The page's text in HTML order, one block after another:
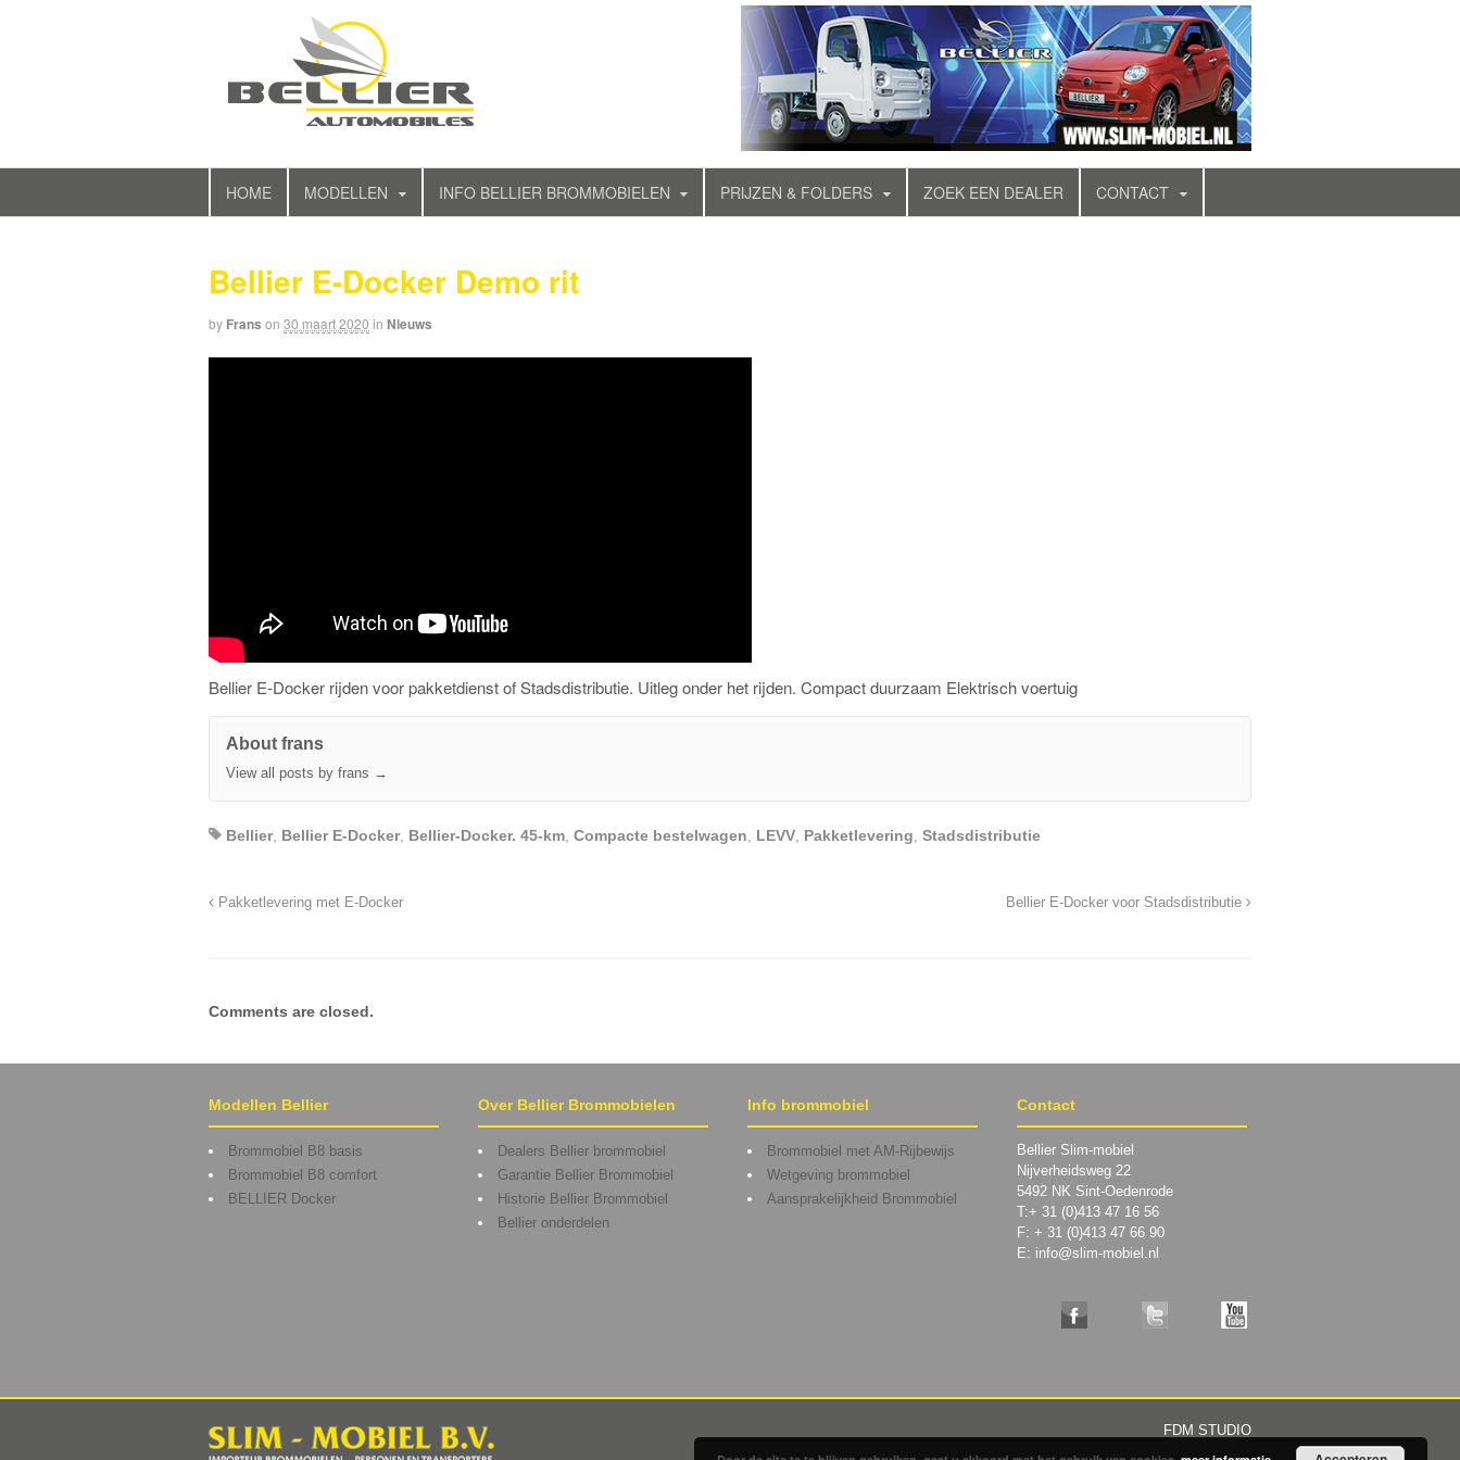
HOME MODELLEN INFO BELLIER BROMMOBIELEN PRIJZEN & FOLDERS ZOEK EEN DEALER CONTACT
Bellier E-Docker Demo rit
by Frans on 30 maart 2020 in Nieuws
Bellier E-Docker rijden voor pakketdienst of Stadsdistributie. Uitleg onder het rijden. Compact duurzaam Elektrisch voertuig
About frans
View all posts by frans →
Bellier, Bellier E-Docker, Bellier-Docker. 45-km Compacte bestelwagen LEVV Pakketlevering Stadsdistributie
Pakketlevering met E-Docker Bellier E-Docker voor Stadsdistributie
Comments are closed.
Modellen Bellier
Brommobiel B8 basis
Brommobiel B8 comfort
BELLIER Docker
Over Bellier Brommobielen
Dealers Bellier brommobiel
Garantie Bellier Brommobiel
Historie Bellier Brommobiel
Bellier onderdelen
Info brommobiel
Brommobiel met AM-Rijbewijs
Wetgeving brommobiel
Aansprakelijkheid Brommobiel
Contact
Bellier Slim-mobiel
Nijverheidsweg 22
5492 NK Sint-Oedenrode
T:+ 31 (0)413 47 16 56
F: + 31 (0)413 47 66 90
E: info@slim-mobiel.nl
FDM STUDIO